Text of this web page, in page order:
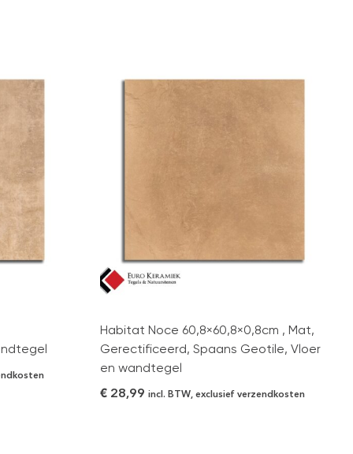
Habitat Noce 60,8×60,8×0,8cm , Mat,
Gerectificeerd, Spaans Geotile, Vloer
en wandtegel
€ 28,99 incl. BTW, exclusief verzendkosten